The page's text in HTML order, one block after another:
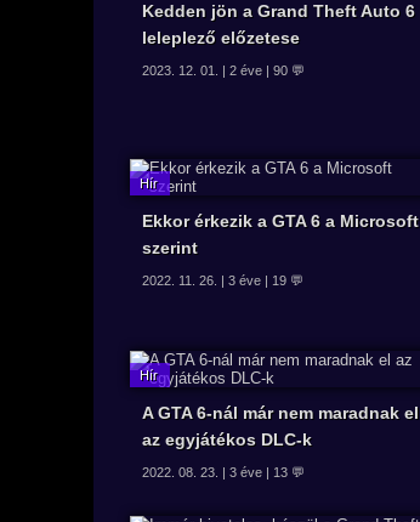
Kedden jön a Grand Theft Auto 6
leleplező előzetese
2023. 12. 01. | 2 éve | 90 💬
Ekkor érkezik a GTA 6 a Microsoft
szerint
2022. 11. 26. | 3 éve | 19 💬
A GTA 6-nál már nem maradnak el
az egyjátékos DLC-k
2022. 08. 23. | 3 éve | 13 💬